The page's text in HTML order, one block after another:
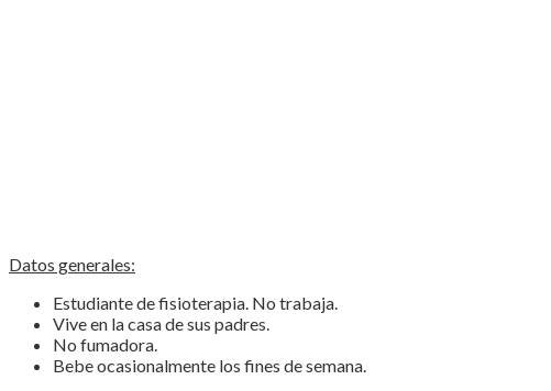
Datos generales:
Estudiante de fisioterapia. No trabaja.
Vive en la casa de sus padres.
No fumadora.
Bebe ocasionalmente los fines de semana.